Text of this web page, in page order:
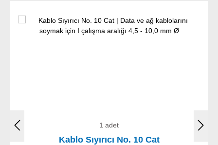
1 adet
Kablo Sıyırıcı No. 10 Cat